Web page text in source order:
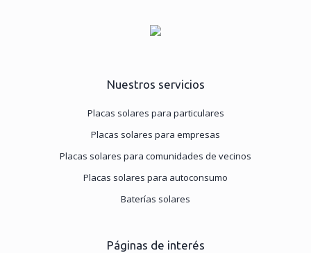
Nuestros servicios
Placas solares para particulares
Placas solares para empresas
Placas solares para comunidades de vecinos
Placas solares para autoconsumo
Baterías solares
Páginas de interés